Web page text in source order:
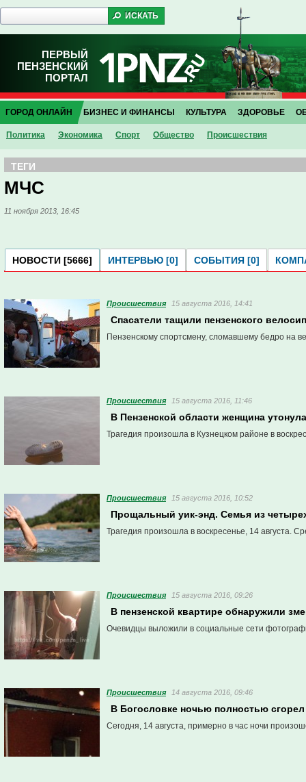
ПЕРВЫЙ
ПЕНЗЕНСКИЙ
ПОРТАЛ
ГОРОД ОНЛАЙН
Политика Экономика Спорт Общество Проиcшествия
БИЗНЕС И ФИНАНСЫ КУЛЬТУРА ЗДОРОВЬЕ
ТЕГИ
МЧС
11 ноября 2013, 16:45
НОВОСТИ [5666] ИНТЕРВЬЮ [0] СОБЫТИЯ [0]
Проиcшествия 15 августа 2016, 14:41
Спасатели тащили пензенского
Пензенскому спортсмену, сломавшему бедро на
Проиcшествия 15 августа 2016, 11:46
В Пензенской области женщина
Трагедия произошла в Кузнецком районе в
Проиcшествия 15 августа 2016, 10:52
Прощальный уик-энд. Семья из
Трагедия произошла в воскресенье, 14 августа.
Проиcшествия 15 августа 2016, 09:26
В пензенской квартире обнаружили
Очевидцы выложили в социальные сети
Проиcшествия 14 августа 2016, 09:46
В Богословке ночью полностью
Сегодня, 14 августа, примерно в час ночи